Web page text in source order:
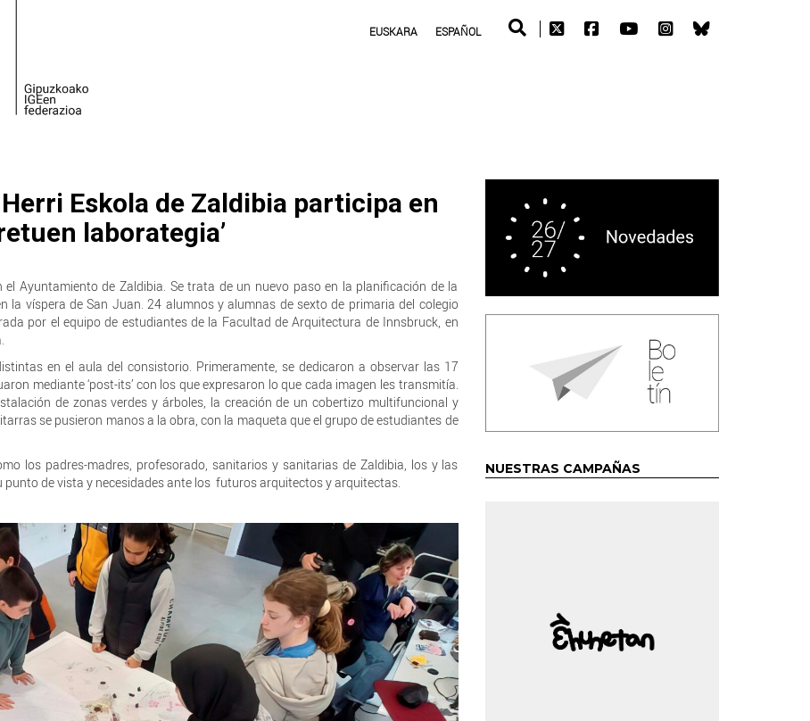
EUSKARA ESPAÑOL
Eskola de Zaldibia participa en
laborategia’
el Ayuntamiento de Zaldibia. Se trata de un nuevo paso en la planificación de la
la víspera de San Juan. 24 alumnos y alumnas de sexto de primaria del colegio
por el equipo de estudiantes de la Facultad de Arquitectura de Innsbruck, en
en el aula del consistorio. Primeramente, se dedicaron a observar las 17
mediante ‘post-its’ con los que expresaron lo que cada imagen les transmitía.
de zonas verdes y árboles, la creación de un cobertizo multifuncional y
se pusieron manos a la obra, con la maqueta que el grupo de estudiantes de
los padres-madres, profesorado, sanitarios y sanitarias de Zaldibia, los y las
de vista y necesidades ante los futuros arquitectos y arquitectas.
NUESTRAS CAMPAÑAS